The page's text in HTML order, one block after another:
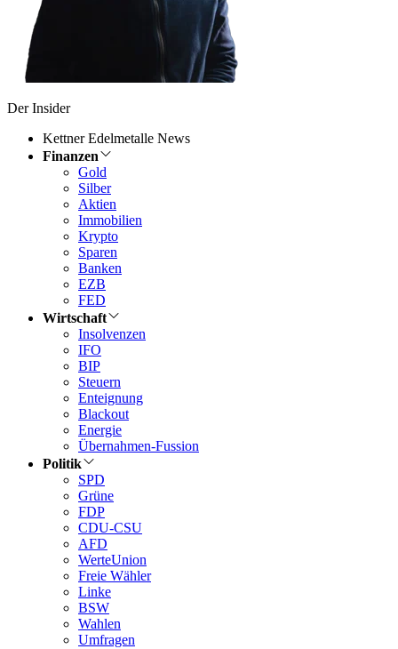
Der Insider
Kettner Edelmetalle News
Finanzen
Gold
Silber
Aktien
Immobilien
Krypto
Sparen
Banken
EZB
FED
Wirtschaft
Insolvenzen
IFO
BIP
Steuern
Enteignung
Blackout
Energie
Übernahmen-Fussion
Politik
SPD
Grüne
FDP
CDU-CSU
AFD
WerteUnion
Freie Wähler
Linke
BSW
Wahlen
Umfragen